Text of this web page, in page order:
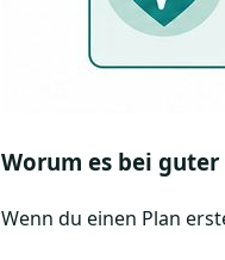
Worum es bei
Wenn du einen Plan